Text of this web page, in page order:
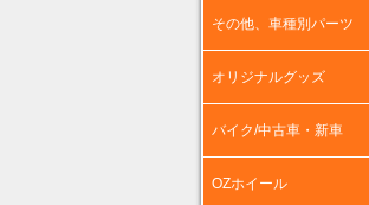
その他、車種別パーツ
オリジナルグッズ
バイク/中古車・新車
OZホイール